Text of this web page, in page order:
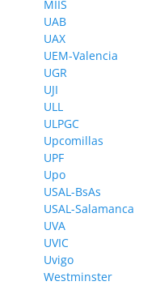
MIIS
UAB
UAX
UEM-Valencia
UGR
UJI
ULL
ULPGC
Upcomillas
UPF
Upo
USAL-BsAs
USAL-Salamanca
UVA
UVIC
Uvigo
Westminster